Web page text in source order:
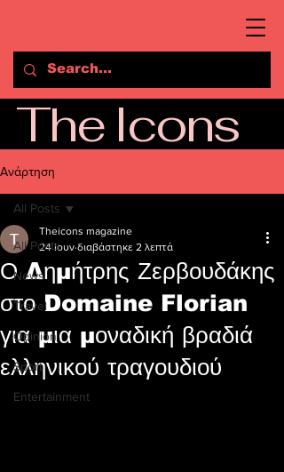
The Icons
Ανάρτηση
All Posts
News
Travel
Opinion
Sport
Entertainment
All Posts
Ο Δημήτρης Ζερβουδάκης
στο Domaine Florian
για μια μοναδική βραδιά
ελληνικού τραγουδιού
Theicons magazine
24 Ιουν διαβάστηκε 2 λεπτά